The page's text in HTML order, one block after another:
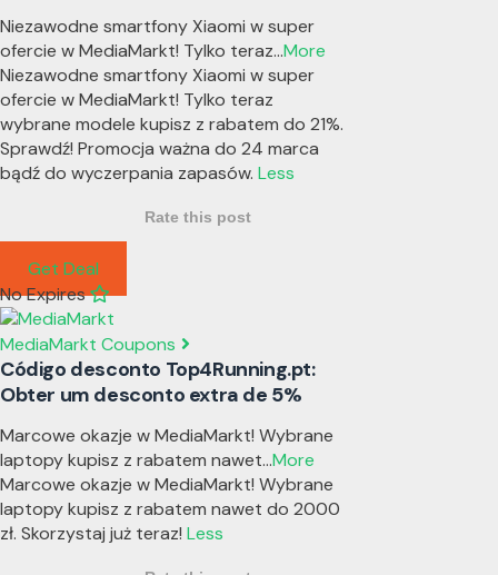
Niezawodne smartfony Xiaomi w super
ofercie w MediaMarkt! Tylko teraz...More
Niezawodne smartfony Xiaomi w super
ofercie w MediaMarkt! Tylko teraz
wybrane modele kupisz z rabatem do 21%.
Sprawdź! Promocja ważna do 24 marca
bądź do wyczerpania zapasów. Less
Rate this post
Get Deal
No Expires
MediaMarkt Coupons
Código desconto Top4Running.pt:
Obter um desconto extra de 5%
Marcowe okazje w MediaMarkt! Wybrane
laptopy kupisz z rabatem nawet...More
Marcowe okazje w MediaMarkt! Wybrane
laptopy kupisz z rabatem nawet do 2000
zł. Skorzystaj już teraz! Less